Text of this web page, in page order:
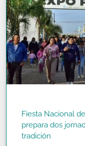
Fiesta Nacional
prepara dos
tradición